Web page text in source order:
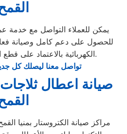
يمكن للعملاء التواصل مع خدمة
للحصول على دعم كامل وصيانة
الكهربائية بالاعتماد على قطع الغيار الأصلية المتوفرة.
تواصل معنا ليصلك كل
صيانة اعطال ثلاجات
مراكز صيانة الكتروستار بمنيا